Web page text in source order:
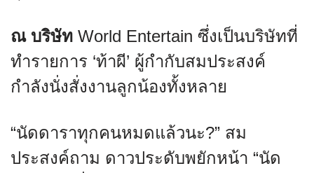
ณ บริษัท World Entertain ซึ่งเป็นบริษัทที่
ทำรายการ ‘ท้าผี’ ผู้กำกับสมประสงค์
กำลังนั่งสั่งงานลูกน้องทั้งหลาย
“นัดดาราทุกคนหมดแล้วนะ?” สม
ประสงค์ถาม ดาวประดับพยักหน้า “นัด